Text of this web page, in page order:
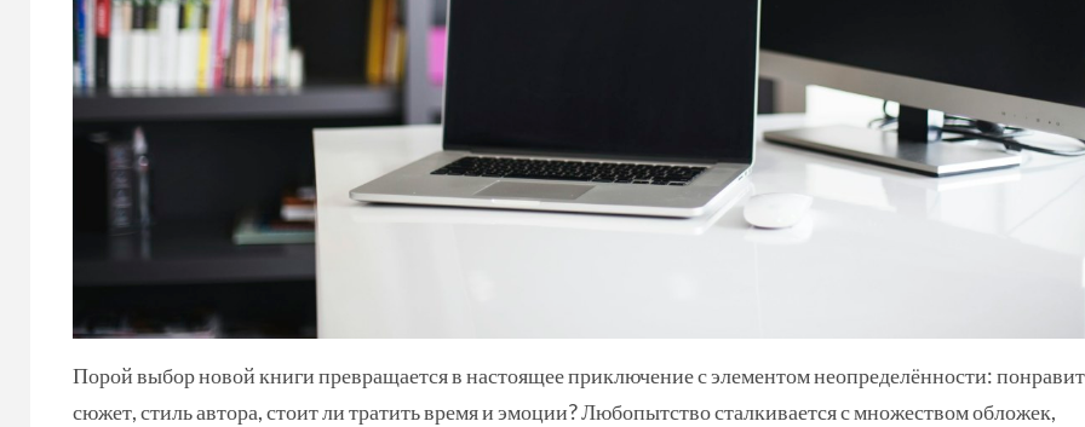
Порой выбор новой книги превращается в настоящее приключение с элементом неопределённости:
сюжет, стиль автора, стоит ли тратить время и эмоции? Любопытство сталкивается с множеством обложек,